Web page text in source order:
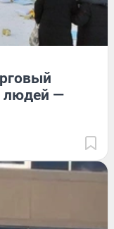
людей —